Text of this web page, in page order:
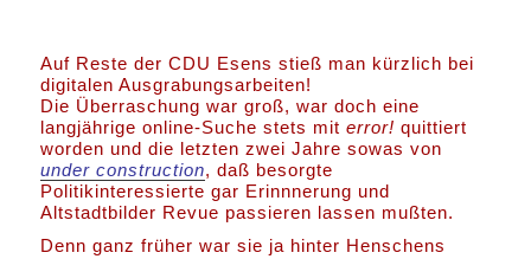
Auf Reste der CDU Esens stieß man kürzlich bei
digitalen Ausgrabungsarbeiten!
Die Überraschung war groß, war doch eine
langjährige online-Suche stets miterror! quittiert
worden und die letzten zwei Jahre sowas von
under construction, daß besorgte
Politikinteressierte gar Erinnnerung und
Altstadtbilder Revue passieren lassen mußten.
Denn ganz früher war sie ja hinter Henschens